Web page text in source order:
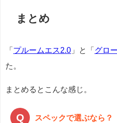
まとめ
「 プルームエス2.0 」と「 グロ
た。
まとめるとこんな感じ。
スペックで選ぶなら？